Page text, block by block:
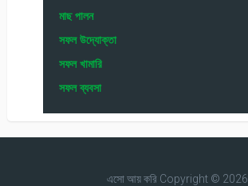
মাছ পালন
সফল উদ্যোক্তা
সফল খামারি
সফল ব্যবসা
এসো আয় করিCopyright © 2026.